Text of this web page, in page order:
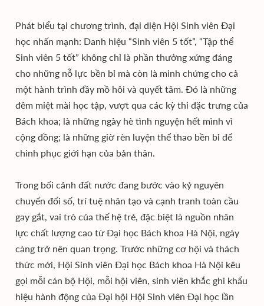
Phát biểu tại chương trình, đại diện Hội Sinh viên Đại
học nhấn mạnh: Danh hiệu “Sinh viên 5 tốt”, “Tập thể
Sinh viên 5 tốt” không chỉ là phần thưởng xứng đáng
cho những nỗ lực bền bỉ mà còn là minh chứng cho cả
một hành trình đầy mồ hôi và quyết tâm. Đó là những
đêm miệt mài học tập, vượt qua các kỳ thi đặc trưng của
Bách khoa; là những ngày hè tình nguyện hết mình vì
cộng đồng; là những giờ rèn luyện thể thao bền bỉ để
chinh phục giới hạn của bản thân.
Trong bối cảnh đất nước đang bước vào kỷ nguyên
chuyển đổi số, trí tuệ nhân tạo và cạnh tranh toàn cầu
gay gắt, vai trò của thế hệ trẻ, đặc biệt là nguồn nhân
lực chất lượng cao từ Đại học Bách khoa Hà Nội, ngày
càng trở nên quan trọng. Trước những cơ hội và thách
thức mới, Hội Sinh viên Đại học Bách khoa Hà Nội kêu
gọi mỗi cán bộ Hội, mỗi hội viên, sinh viên khắc ghi khẩu
hiệu hành động của Đại hội Hội Sinh viên Đại học lần